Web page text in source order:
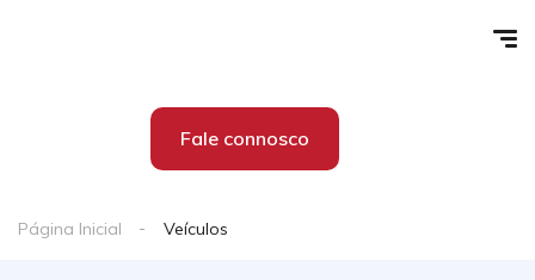
Fale connosco
Página Inicial Veículos